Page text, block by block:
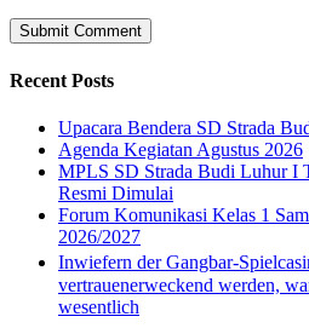
Recent Posts
Upacara Bendera SD Strada
Agenda Kegiatan Agustus 2026
MPLS SD Strada Budi Luhur I
Resmi Dimulai
Forum Komunikasi Kelas 1
2026/2027
Inwiefern der Gangbar-
vertrauenerweckend werden,
wesentlich